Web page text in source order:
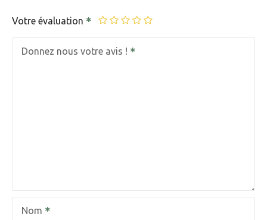
Votre évaluation
Donnez nous votre avis !
Nom